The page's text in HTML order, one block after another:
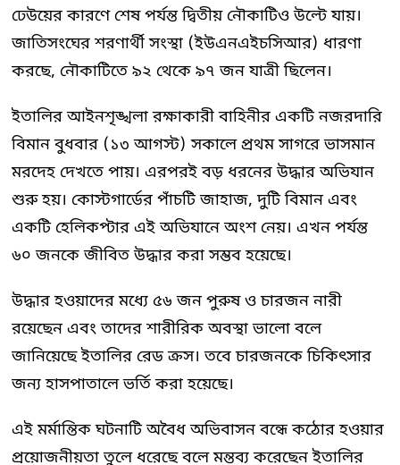
ঢেউয়ের কারণে শেষ পর্যন্ত দ্বিতীয় নৌকাটিও উল্টে যায়।
জাতিসংঘের শরণার্থী সংস্থা (ইউএনএইচসিআর) ধারণা
করছে, নৌকাটিতে ৯২ থেকে ৯৭ জন যাত্রী ছিলেন।
ইতালির আইনশৃঙ্খলা রক্ষাকারী বাহিনীর একটি নজরদারি
বিমান বুধবার (১৩ আগস্ট) সকালে প্রথম সাগরে ভাসমান
মরদেহ দেখতে পায়। এরপরই বড় ধরনের উদ্ধার অভিযান
শুরু হয়। কোস্টগার্ডের পাঁচটি জাহাজ, দুটি বিমান এবং
একটি হেলিকপ্টার এই অভিযানে অংশ নেয়। এখন পর্যন্ত
৬০ জনকে জীবিত উদ্ধার করা সম্ভব হয়েছে।
উদ্ধার হওয়াদের মধ্যে ৫৬ জন পুরুষ ও চারজন নারী
রয়েছেন এবং তাদের শারীরিক অবস্থা ভালো বলে
জানিয়েছে ইতালির রেড ক্রস। তবে চারজনকে চিকিৎসার
জন্য হাসপাতালে ভর্তি করা হয়েছে।
এই মর্মান্তিক ঘটনাটি অবৈধ অভিবাসন বন্ধে কঠোর হওয়ার
প্রয়োজনীয়তা তুলে ধরেছে বলে মন্তব্য করেছেন ইতালির